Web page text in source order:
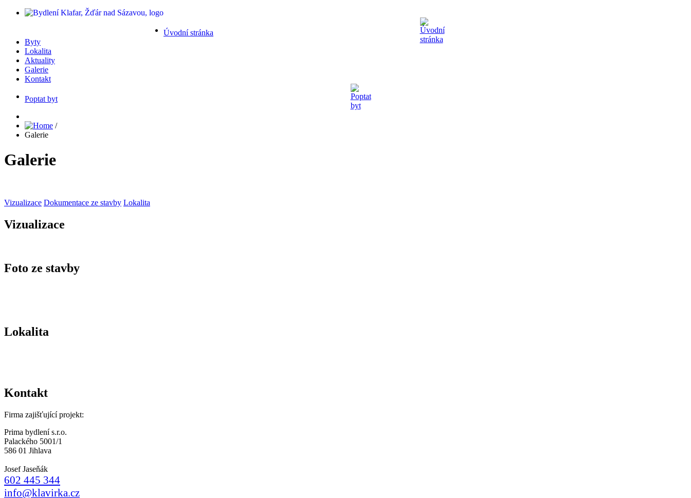
Úvodní stránka
Byty
Lokalita
Aktuality
Galerie
Kontakt
Poptat byt
/
Galerie
Galerie
Vizualizace Dokumentace ze stavby Lokalita
Vizualizace
Foto ze stavby
Lokalita
Kontakt
Firma zajišťující projekt:
Prima bydlení s.r.o.
Palackého 5001/1
586 01 Jihlava
Josef Jaseňák
602 445 344
info@klavirka.cz